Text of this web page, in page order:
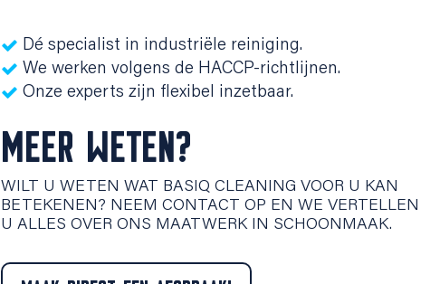
Dé specialist in industriële reiniging.
We werken volgens de HACCP-richtlijnen.
Onze experts zijn flexibel inzetbaar.
MEER WETEN?
WILT U WETEN WAT BASIQ CLEANING VOOR U KAN
BETEKENEN? NEEM CONTACT OP EN WE VERTELLEN
U ALLES OVER ONS MAATWERK IN SCHOONMAAK.